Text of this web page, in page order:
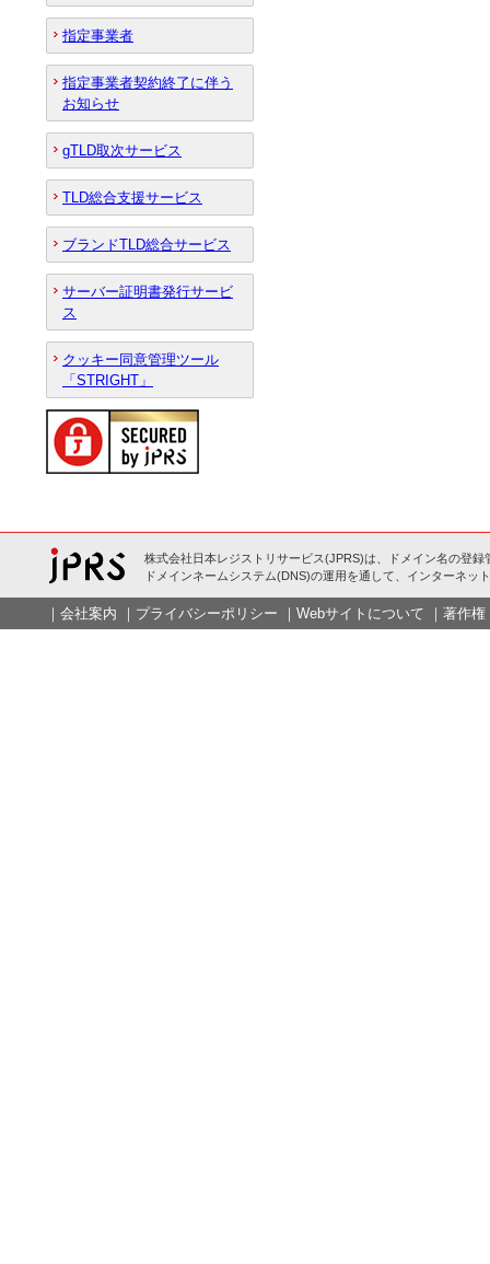
指定事業者
指定事業者契約終了に伴う
お知らせ
gTLD取次サービス
TLD総合支援サービス
ブランドTLD総合サービス
サーバー証明書発行サービ
ス
クッキー同意管理ツール
「STRIGHT」
株式会社日本レジストリサービス(JPRS)は、ドメイン名の登録
ドメインネームシステム(DNS)の運用を通して、インターネッ
｜ 会社案内 ｜ プライバシーポリシー ｜ Webサイトについて ｜ 著作権